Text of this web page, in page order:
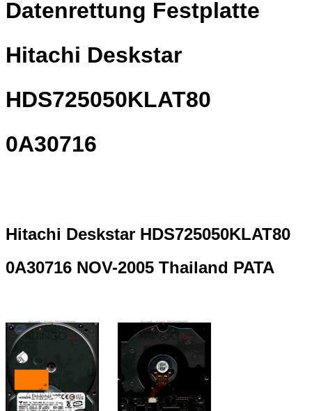
Datenrettung Festplatte
Hitachi Deskstar
HDS725050KLAT80
0A30716
Hitachi Deskstar HDS725050KLAT80
0A30716 NOV-2005 Thailand PATA